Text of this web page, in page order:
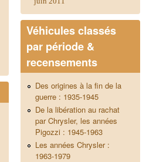
Véhicules classés
par période &
recensements
Des origines à la fin de la
guerre : 1935-1945
De la libération au rachat
par Chrysler, les années
Pigozzi : 1945-1963
Les années Chrysler :
1963-1979